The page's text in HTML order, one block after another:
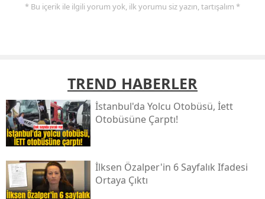
* Bu içerik ile ilgili yorum yok, ilk yorumu siz yazın, tartışalım *
TREND HABERLER
İstanbul'da Yolcu Otobüsü, İett
Otobüsüne Çarptı!
İlksen Özalper'in 6 Sayfalık Ifadesi
Ortaya Çıktı